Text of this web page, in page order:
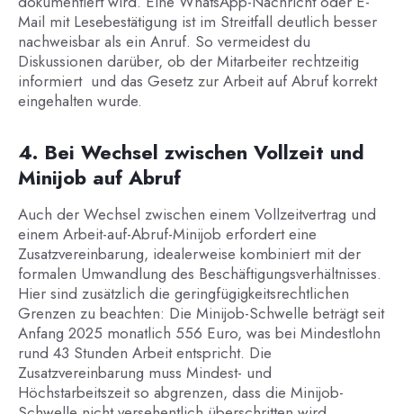
Mail mit Lesebestätigung ist im Streitfall deutlich besser
nachweisbar als ein Anruf. So vermeidest du
Diskussionen darüber, ob der Mitarbeiter rechtzeitig
informiert und das Gesetz zur Arbeit auf Abruf korrekt
eingehalten wurde.
4. Bei Wechsel zwischen Vollzeit und
Minijob auf Abruf
Auch der Wechsel zwischen einem Vollzeitvertrag und
einem Arbeit-auf-Abruf-Minijob erfordert eine
Zusatzvereinbarung, idealerweise kombiniert mit der
formalen Umwandlung des Beschäftigungsverhältnisses.
Hier sind zusätzlich die geringfügigkeitsrechtlichen
Grenzen zu beachten: Die Minijob-Schwelle beträgt seit
Anfang 2025 monatlich 556 Euro, was bei Mindestlohn
rund 43 Stunden Arbeit entspricht. Die
Zusatzvereinbarung muss Mindest- und
Höchstarbeitszeit so abgrenzen, dass die Minijob-